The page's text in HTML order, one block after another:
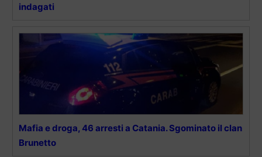
indagati
Mafia e droga, 46 arresti a Catania. Sgominato il clan
Brunetto